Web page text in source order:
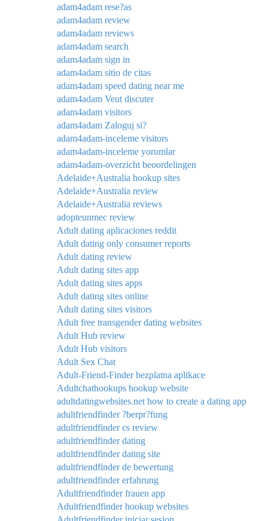
adam4adam rese?as
adam4adam review
adam4adam reviews
adam4adam search
adam4adam sign in
adam4adam sitio de citas
adam4adam speed dating near me
adam4adam Veut discuter
adam4adam visitors
adam4adam Zaloguj si?
adam4adam-inceleme visitors
adam4adam-inceleme yorumlar
adam4adam-overzicht beoordelingen
Adelaide+Australia hookup sites
Adelaide+Australia review
Adelaide+Australia reviews
adopteunmec review
Adult dating aplicaciones reddit
Adult dating only consumer reports
Adult dating review
Adult dating sites app
Adult dating sites apps
Adult dating sites online
Adult dating sites visitors
Adult free transgender dating websites
Adult Hub review
Adult Hub visitors
Adult Sex Chat
Adult-Friend-Finder bezplatna aplikace
Adultchathookups hookup website
adultdatingwebsites.net how to create a dating app
adultfriendfinder ?berpr?fung
adultfriendfinder cs review
adultfriendfinder dating
adultfriendfinder dating site
adultfriendfinder de bewertung
adultfriendfinder erfahrung
Adultfriendfinder frauen app
Adultfriendfinder hookup websites